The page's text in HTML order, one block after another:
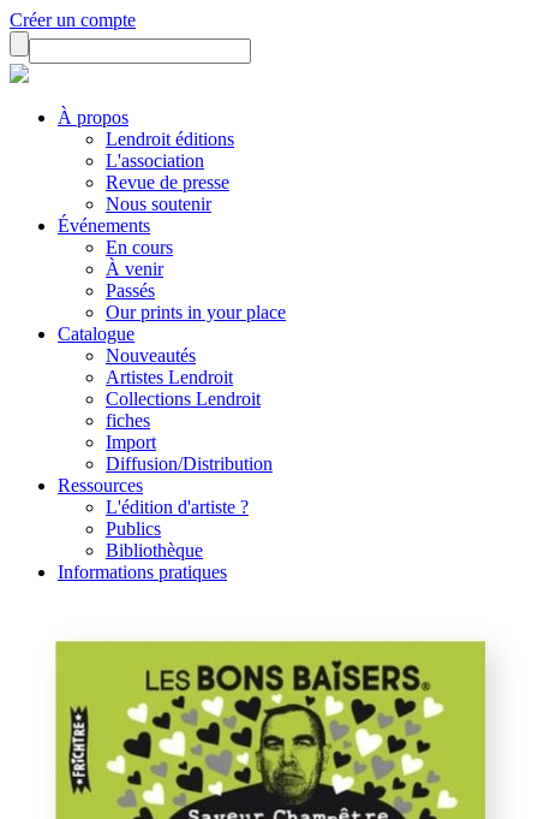
Créer un compte
À propos
Lendroit éditions
L'association
Revue de presse
Nous soutenir
Événements
En cours
À venir
Passés
Our prints in your place
Catalogue
Nouveautés
Artistes Lendroit
Collections Lendroit
fiches
Import
Diffusion/Distribution
Ressources
L'édition d'artiste ?
Publics
Bibliothèque
Informations pratiques